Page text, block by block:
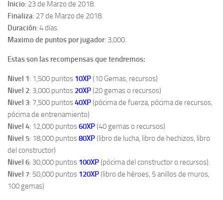
Inicio: 23 de Marzo de 2018.
Finaliza: 27 de Marzo de 2018.
Duración: 4 días.
Maximo de puntos por jugador: 3,000.
Estas son las recompensas que tendremos:
Nivel 1: 1,500 puntos 10XP(10 Gemas, recursos)
Nivel 2: 3,000 puntos 20XP(20 gemas o recursos)
Nivel 3: 7,500 puntos40XP(pócima de fuerza, pócima de recursos,
pócima de entrenamiento)
Nivel 4: 12,000 puntos60XP(40 gemas o recursos)
Nivel 5: 18,000 puntos80XP(libro de lucha, libro de hechizos, libro
del constructor)
Nivel 6: 30,000 puntos 100XP(pócima del constructor o recursos).
Nivel 7: 50,000 puntos 120XP(libro de héroes, 5 anillos de muros,
100 gemas)